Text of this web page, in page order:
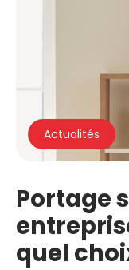
Actualités
Portage
quel